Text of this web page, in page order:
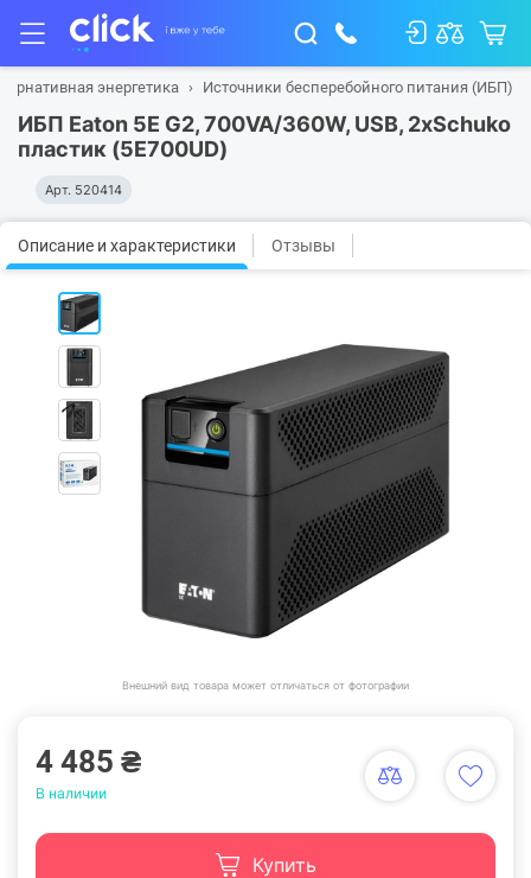
энергетика Источники бесперебойного питания (ИБП)
ИБП Eaton 5E G2, 700VA/360W, USB, 2xSchuko
пластик (5E700UD)
Арт. 520414
Описание и характеристики Отзывы
Внешний вид товара может отличаться от фотографии
4 485 ₴
В наличии
Купить